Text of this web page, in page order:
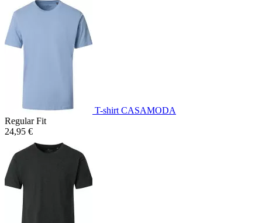
T-shirt CASAMODA
Regular Fit
24,95 €